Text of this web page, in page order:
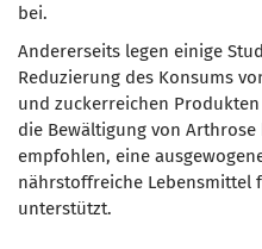
bei.
Andererseits legen einige
Reduzierung des Konsums
und zuckerreichen
die Bewältigung von
empfohlen, eine
nährstoffreiche Lebensmittel
unterstützt.